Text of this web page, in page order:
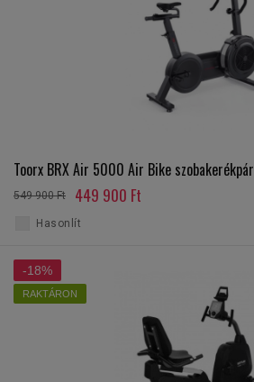
Toorx BRX Air 5000 Air Bike szobakerékpár
549 900 Ft 449 900 Ft
Hasonlít
-18%
RAKTÁRON